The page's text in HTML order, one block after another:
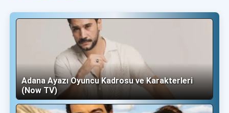
Adana Ayazı Oyuncu Kadrosu ve Karakterleri
(Now TV)